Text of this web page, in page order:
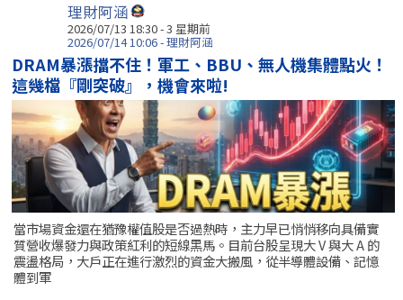
理財阿涵
2026/07/13 18:30 - 3 星期前
2026/07/14 10:06 - 理財阿涵
DRAM暴漲擋不住！軍工、BBU、無人機集體點火！
這幾檔『剛突破』，機會來啦!
當市場資金還在猶豫權值股是否過熱時，主力早已悄悄移向具備實
質營收爆發力與政策紅利的短線黑馬。目前台股呈現大 V 與大 A 的
震盪格局，大戶正在進行激烈的資金大搬風，從半導體設備、記憶
體到軍